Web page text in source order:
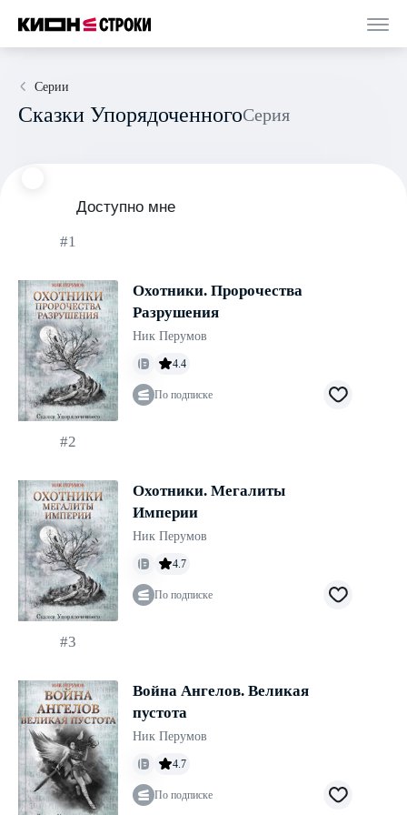
Серии
Сказки Упорядоченного Серия
Доступно мне
#1
Охотники. Пророчества
Разрушения
Ник Перумов
4.4
По подписке
#2
Охотники. Мегалиты
Империи
Ник Перумов
4.7
По подписке
#3
Война Ангелов. Великая
пустота
Ник Перумов
4.7
По подписке